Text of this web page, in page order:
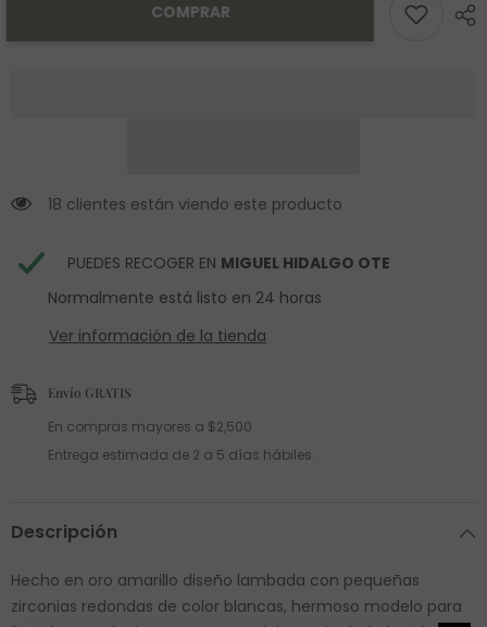
VerenaCOMPRAR
18 clientes están viendo este producto
PUEDES RECOGER EN MIGUEL HIDALGO OTE
Normalmente está listo en 24 horas
Ver información de la tienda
Envío GRATIS
En compras mayores a $2,500
Entrega estimada de 2 a 5 días hábiles.
Descripción
Hecho en oro amarillo diseño lambada con pequeñas
zirconias redondas de color blancas, hermoso modelo para